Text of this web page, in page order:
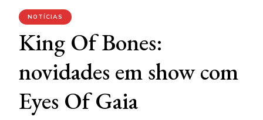
NOTÍCIAS
King Of Bones:
novidades em show com
Eyes Of Gaia